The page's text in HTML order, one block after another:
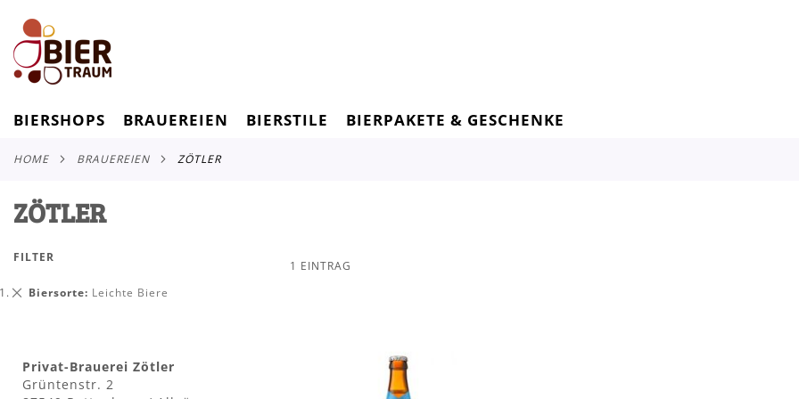
BIERSHOPS BRAUEREIEN BIERSTILE BIERPAKETE & GESCHENKE
HOME BRAUEREIEN ZÖTLER
ZÖTLER
1 EINTRAG
FILTER
Biersorte Leichte Biere
Dies
Privat-Brauerei Zötler
Grüntenstr. 2